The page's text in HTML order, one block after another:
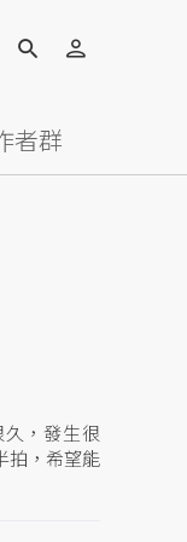
者群
，發生很
拍，希望能